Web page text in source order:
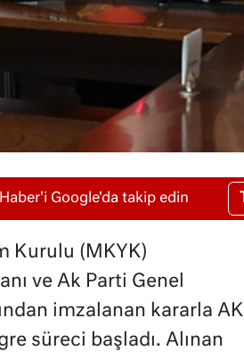
Google'da takip edin
Kurulu (MKYK)
ve Ak Parti Genel
imzalanan kararla AK
süreci başladı. Alınan